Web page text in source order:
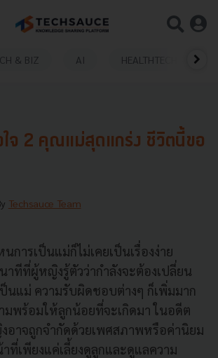
& BIZ AI HEALTHTECH
ใจ 2 คุณแม่สุดแกร่ง ชีวิตนี้ขอ
Techsauce Team
การเป็นแม่ก็ไม่เคยเป็นเรื่องง่าย
าทีที่ผู้หญิงรู้ตัวว่ากำลังจะต้องเปลี่ยน
นแม่ ความรับผิดชอบต่างๆ ก็เพิ่มมาก
มพร้อมให้ลูกน้อยที่จะเกิดมา ในอดีต
าจถูกจำกัดด้วยเพศสภาพหรือค่านิยม
ที่เพียงแค่เลี้ยงดูลูกและดูแลความ